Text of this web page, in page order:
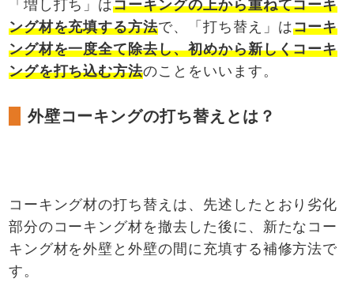
「増し打ち」はコーキングの上から重ねてコーキ
ング材を充填する方法で、「打ち替え」はコーキ
ング材を一度全て除去し、初めから新しくコーキ
ングを打ち込む方法のことをいいます。
外壁コーキングの打ち替えとは？
コーキング材の打ち替えは、先述したとおり劣化
部分のコーキング材を撤去した後に、新たなコー
キング材を外壁と外壁の間に充填する補修方法で
す。